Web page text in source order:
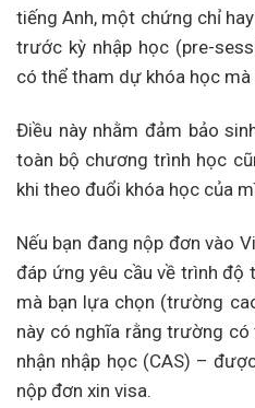
tiếng Anh, một chứng chỉ
trước kỳ nhập học (pre-
có thể tham dự khóa học
Điều này nhằm đảm bảo
toàn bộ chương trình học
khi theo đuổi khóa học của
Nếu bạn đang nộp đơn vào
đáp ứng yêu cầu về trình
mà bạn lựa chọn (trường
này có nghĩa rằng trường có
nhận nhập học (CAS) –
nộp đơn xin visa.